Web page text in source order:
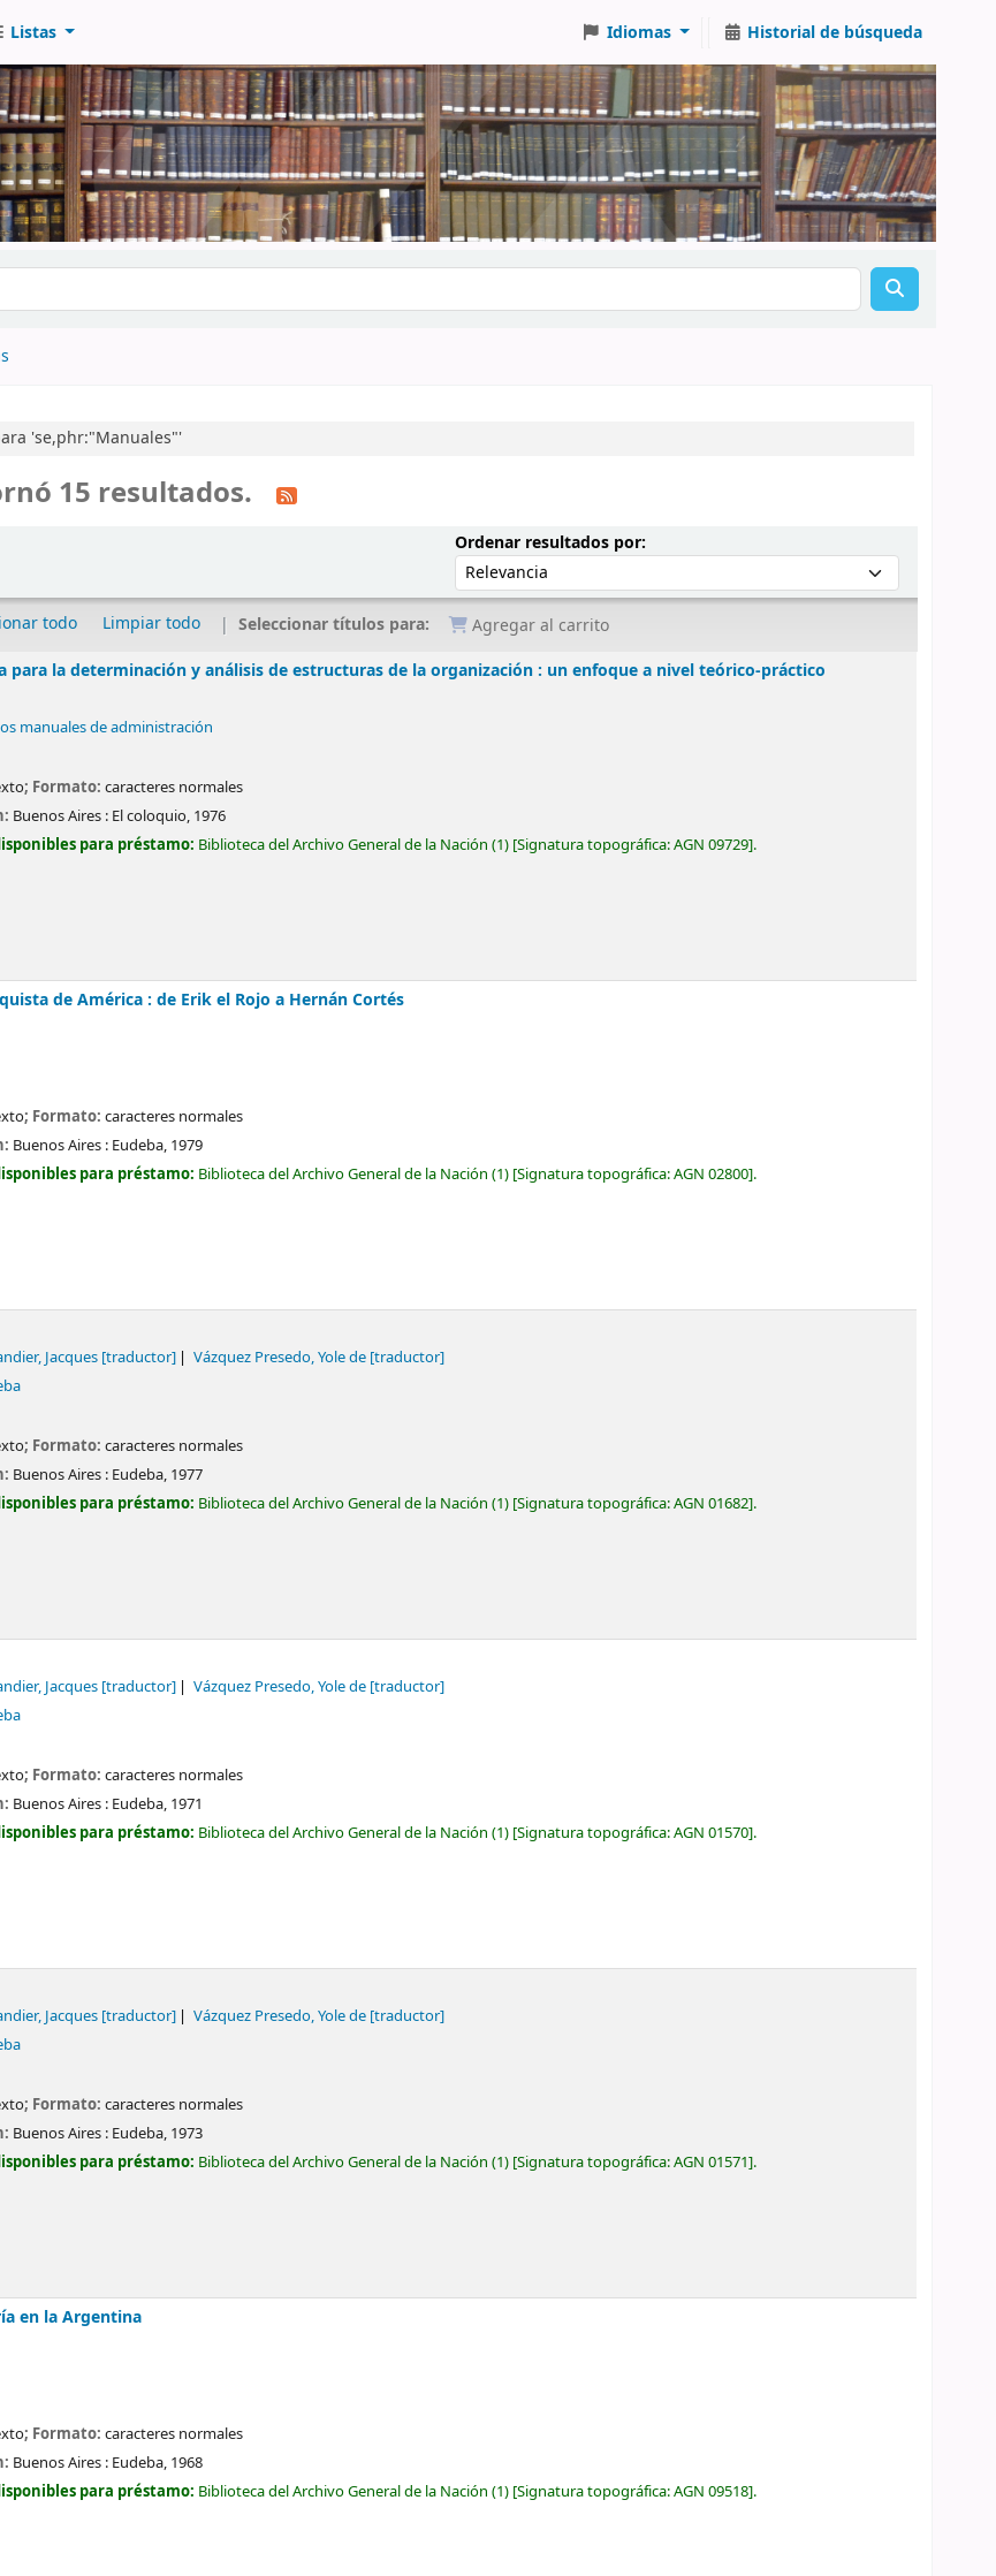
Listas Idiomas Historial de búsqueda
'se,phr:"Manuales"'
15 resultados.
Ordenar resultados por:Ordenar por:
todo Limpiar todo Seleccionar títulos para:
Agregar al carrito
para la determinación y análisis de estructuras de la organización : un enfoque a nivel teórico-práctico
manuales de administración
; Formato: caracteres normales
Buenos Aires : El coloquio, 1976
para préstamo: Biblioteca del Archivo General de la Nación (1) Signatura topográfica:AGN 09729 .
de América : de Erik el Rojo a Hernán Cortés
; Formato: caracteres normales
Buenos Aires : Eudeba, 1979
para préstamo: Biblioteca del Archivo General de la Nación (1) Signatura topográfica:AGN 02800 .
Jacques[traductor] Vázquez Presedo, Yole de[traductor]
; Formato: caracteres normales
Buenos Aires : Eudeba, 1977
para préstamo: Biblioteca del Archivo General de la Nación (1) Signatura topográfica:AGN 01682 .
Jacques[traductor] Vázquez Presedo, Yole de[traductor]
; Formato: caracteres normales
Buenos Aires : Eudeba, 1971
para préstamo: Biblioteca del Archivo General de la Nación (1) Signatura topográfica:AGN 01570 .
Jacques[traductor] Vázquez Presedo, Yole de[traductor]
; Formato: caracteres normales
Buenos Aires : Eudeba, 1973
para préstamo: Biblioteca del Archivo General de la Nación (1) Signatura topográfica:AGN 01571 .
en la Argentina
; Formato: caracteres normales
Buenos Aires : Eudeba, 1968
para préstamo: Biblioteca del Archivo General de la Nación (1) Signatura topográfica:AGN 09518 .